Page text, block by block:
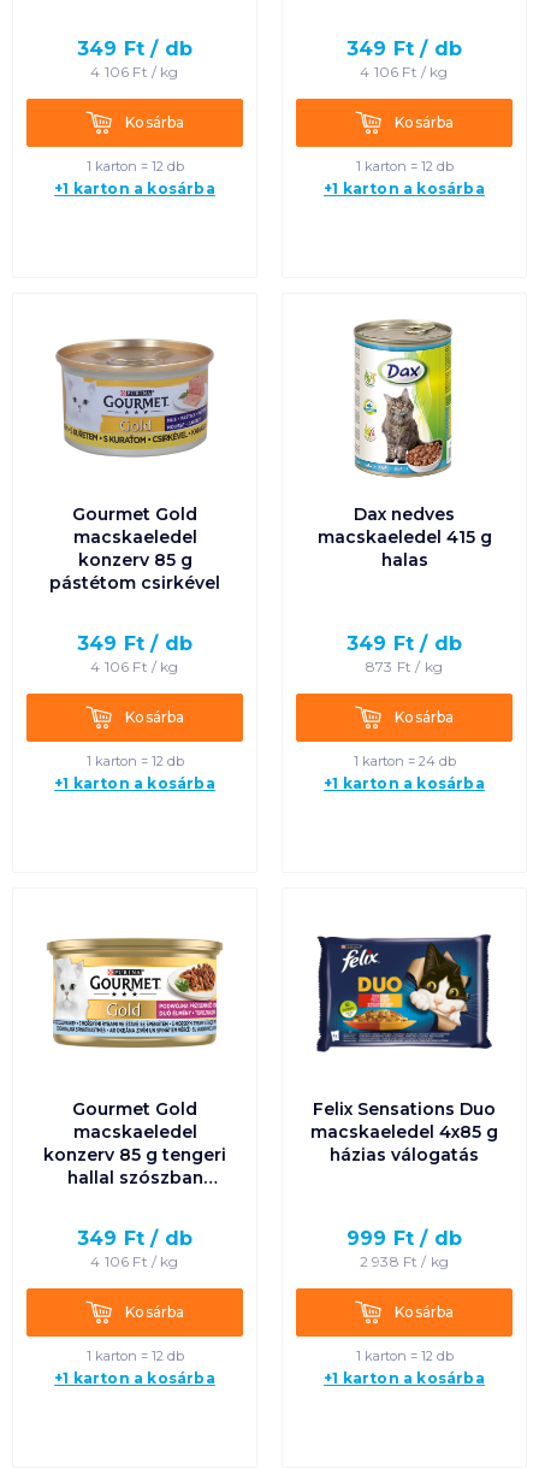
349 Ft / db
4 106 Ft / kg
KosárbaKosárba
1 karton = 12 db
+1 karton a kosárba
349 Ft / db
4 106 Ft / kg
KosárbaKosárba
1 karton = 12 db
+1 karton a kosárba
Gourmet Gold
macskaeledel
konzerv 85 g
pástétom csirkével
349 Ft / db
4 106 Ft / kg
KosárbaKosárba
1 karton = 12 db
+1 karton a kosárba
Dax nedves
macskaeledel 415 g
halas
349 Ft / db
873 Ft / kg
KosárbaKosárba
1 karton = 24 db
+1 karton a kosárba
Gourmet Gold
macskaeledel
konzerv 85 g tengeri
hallal szószban
349 Ft / db
4 106 Ft / kg
KosárbaKosárba
1 karton = 12 db
+1 karton a kosárba
Felix Sensations Duo
macskaeledel 4x85 g
házias válogatás
999 Ft / db
2 938 Ft / kg
KosárbaKosárba
1 karton = 12 db
+1 karton a kosárba